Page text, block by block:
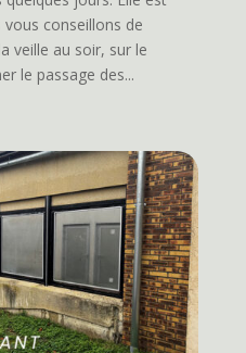
conseillons de
veille au soir, sur le
le passage des...